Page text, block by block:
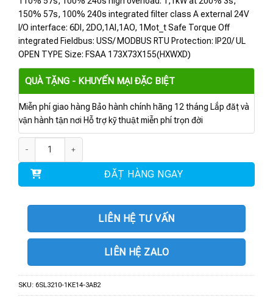
150% 57s, 100% 240s integrated filter class A external 24V
I/O interface: 6DI, 2DO,1AI,1AO, 1Mot_t Safe Torque Off
integrated Fieldbus: USS/ MODBUS RTU Protection: IP20/ UL
OPEN TYPE Size: FSAA 173X73X155(HXWXD)
QUÀ TẶNG - KHUYẾN MẠI ĐẶC BIỆT
Miễn phí giao hàng Bảo hành chính hãng 12 tháng Lắp đặt và
vận hành tận nơi Hỗ trợ kỹ thuật miễn phí trọn đời
ĐẶT HÀNG NGAY
LIÊN HỆ TƯ VẤN
LIÊN HỆ ZALO
SKU: 6SL3210-1KE14-3AB2